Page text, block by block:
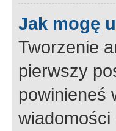
Jak mogę
Tworzenie
pierwszy
powinieneś